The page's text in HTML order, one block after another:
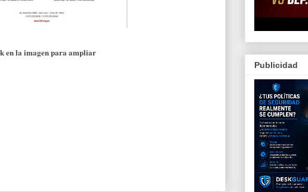
en la imagen para ampliar
Publicidad